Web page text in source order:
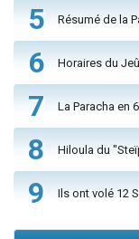
5 Résumé de la
6 Horaires du
7 La Paracha en
8 Hiloula du
9 Ils ont volé 12